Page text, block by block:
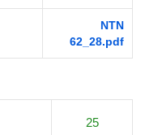
NTN
62_28.pdf
25